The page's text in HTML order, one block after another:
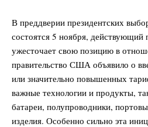
В преддверии президентских
состоятся 5 ноября,
ужесточает свою позицию в
правительство США объявило о
или значительно повышенных
важные технологии и продукты,
батареи, полупроводники,
изделия. Особенно сильно эта